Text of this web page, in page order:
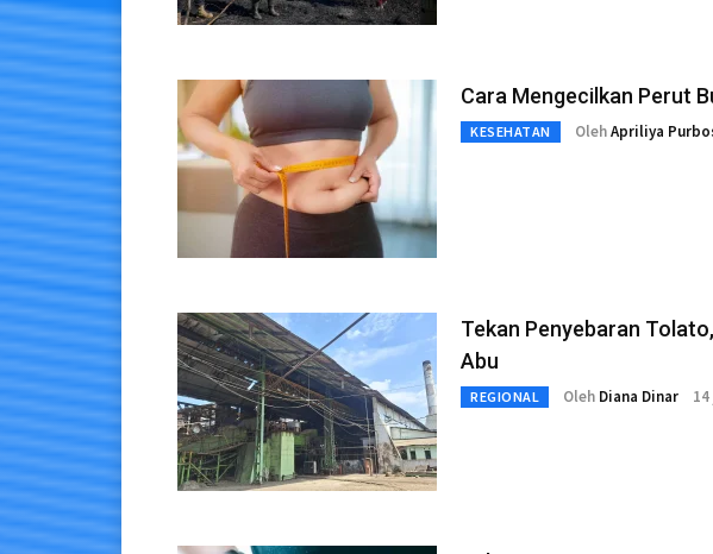
Cara Mengecilkan Perut
KESEHATAN OlehApriliya
Tekan Penyebaran
Abu
REGIONAL Oleh Diana Dinar